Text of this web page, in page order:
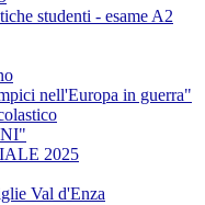
studenti - esame A2
nell'Europa in guerra"
2025
Val d'Enza